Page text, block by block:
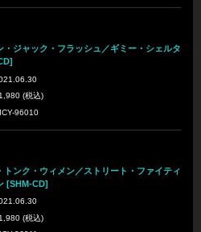
・ジャック・フラッシュ／ギミー・シェルタ
(税込)
96010
トンク・ウィメン／ストリート・ファイティ
[SHM-CD]
(税込)